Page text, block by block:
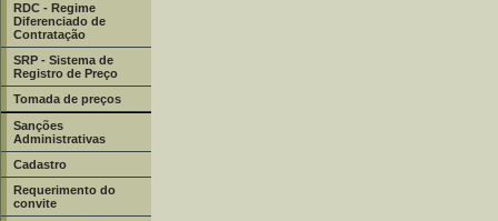
RDC - Regime
Diferenciado de
Contratação
SRP - Sistema de
Registro de Preço
Tomada de preços
Sanções
Administrativas
Cadastro
Requerimento do
convite